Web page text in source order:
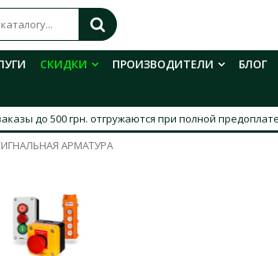
СКИДКИ ПРОИЗВОДИТЕЛИ БЛОГ
до 500 грн. отгружаются при полной
АРМАТУРА